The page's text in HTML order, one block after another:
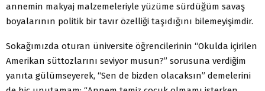
annemin makyaj malzemeleriyle yüzüme sürdüğüm savaş
boyalarının politik bir tavır özelliği taşıdığını bilemeyişimdir.
Sokağımızda oturan üniversite öğrencilerinin “Okulda içirilen
Amerikan süttozlarını seviyor musun?” sorusuna verdiğim
yanıta gülümseyerek, “Sen de bizden olacaksın” demelerini